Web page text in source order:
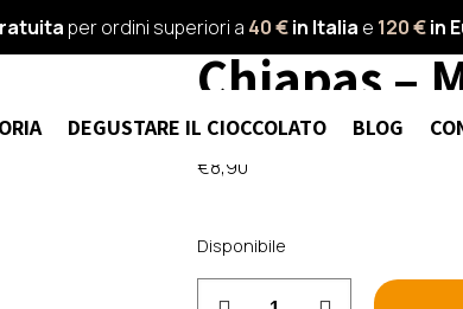
per ordini superiori a 40 €in Italia e 120 €in
DEGUSTARE IL CIOCCOLATO BLOG
Feliu –
Chiapas –
€8,90
Disponibile